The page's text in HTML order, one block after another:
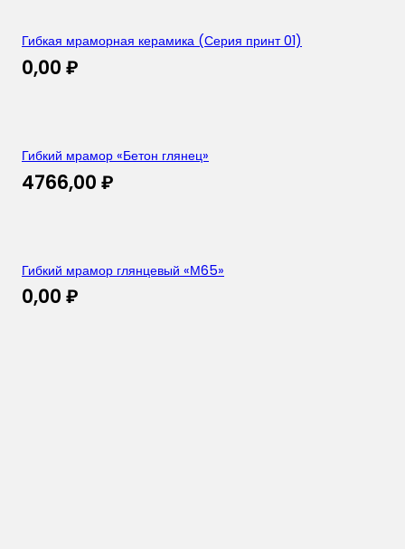
Гибкая мраморная керамика (Серия принт 01)
0,00 ₽
Гибкий мрамор «Бетон глянец»
4766,00 ₽
Гибкий мрамор глянцевый «М65»
0,00 ₽